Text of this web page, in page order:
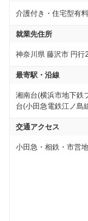
介護付き・住宅型有
就業先住所
神奈川県 藤沢市 円行
最寄駅・沿線
湘南台(横浜市地下鉄
台(小田急電鉄江ノ島
交通アクセス
小田急・相鉄・市営